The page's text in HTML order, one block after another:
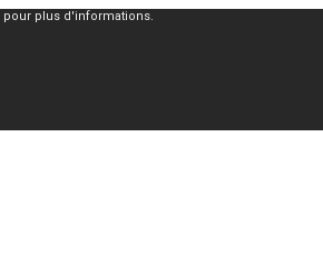
pour plus d'informations.